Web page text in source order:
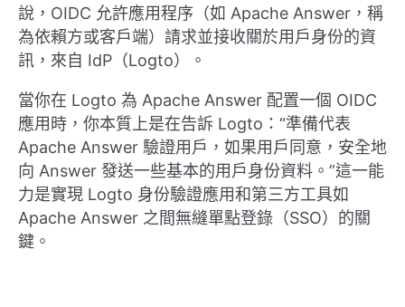
說，OIDC 允許應用程序（如 Apache Answer，稱
為依賴方或客戶端）請求並接收關於用戶身份的資
訊，來自 IdP（Logto）。
當你在 Logto 為 Apache Answer 配置一個 OIDC
應用時，你本質上是在告訴 Logto：“準備代表
Apache Answer 驗證用戶，如果用戶同意，安全地
向 Answer 發送一些基本的用戶身份資料。”這一能
力是實現 Logto 身份驗證應用和第三方工具如
Apache Answer 之間無縫單點登錄（SSO）的關
鍵。